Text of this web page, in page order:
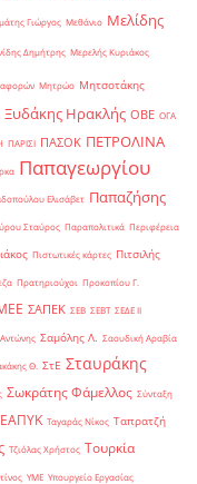
Γιώργος Μεθάνιο Μελίδης
Δημήτρης Μερελής Κυριάκος
Μητρώο Μητσοτάκης
Ξυδάκης Ηρακλής ΟΒΕ ΟΓΑ
ΠΑΡΙΣΙ ΠΑΣΟΚ ΠΕΤΡΟΛΙΝΑ
Παπαγεωργίου
Ελισάβετ Παπαζήσης
Σταύρος Παραπολιτικά Περιφέρεια
Πιστωτικές κάρτες Πιτσιλής
Πρατηριούχοι Προκοπίου Γ.
ΣΑΠΕΚ ΣΕΒ ΣΕΒΤ ΣΕΔΕ ΙΙ
Σαμόλης Λ. Σαουδική Αραβία
Θ. ΣτΕ Σταυράκης
Σωκράτης Φάμελλος Σύνταξη
Ταγαράς Νίκος Ταπρατζή
Τζιόλας Χρήστος Τουρκία
ΥΜΕ Υπουργείο Εργασίας